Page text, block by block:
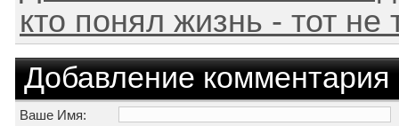
кто понял жизнь - тот не
Добавление комментария
Ваше Имя: